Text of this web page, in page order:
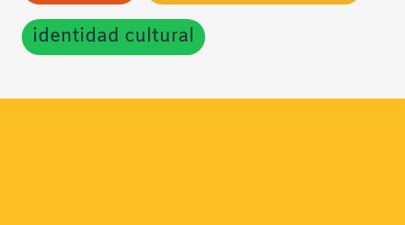
identidad cultural